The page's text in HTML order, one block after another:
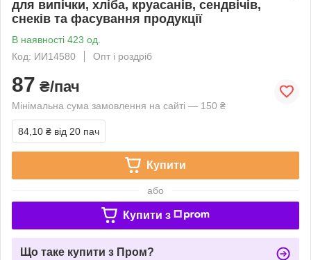
для випічки, хліба, круасанів, сендвічів,
снеків та фасування продукції
В наявності 423 од.
Код: ИИ14580
Опт і роздріб
87 ₴/пач
Мінімальна сума замовлення на сайті — 150 ₴
84,10 ₴ від 20 пач
Купити
або
Купити з
Що таке купити з Пром?